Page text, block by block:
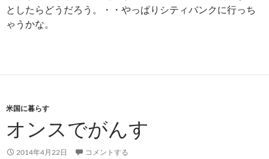
としたらどうだろう。・・やっぱりシティバンクに行っち
ゃうかな。
米国に暮らす
オンスでがんす
2014年4月22日 コメントする